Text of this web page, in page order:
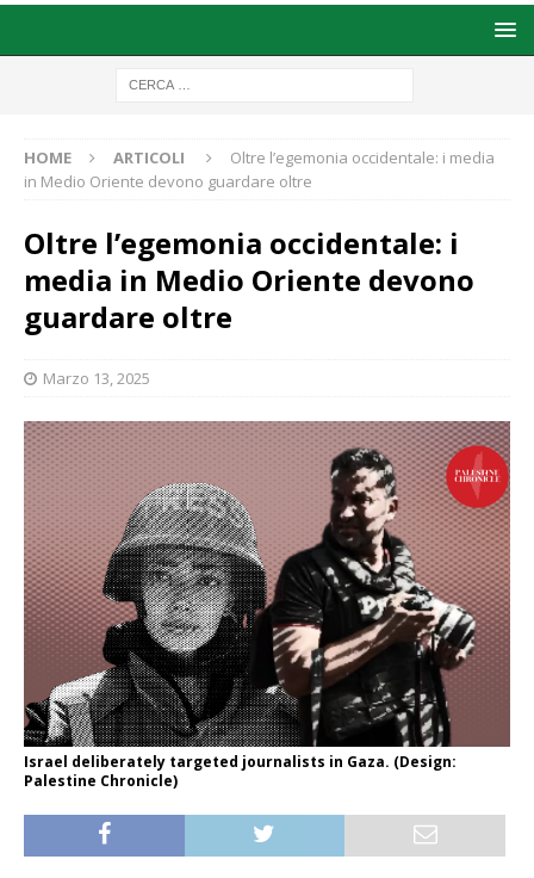
HOME ARTICOLI
Oltre l’egemonia occidentale: i media
in Medio Oriente devono guardare oltre
Oltre l’egemonia occidentale: i
media in Medio Oriente devono
guardare oltre
Marzo 13, 2025
Israel deliberately targeted journalists in Gaza. (Design:
Palestine Chronicle)